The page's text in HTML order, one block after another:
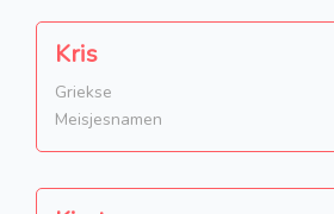
Kris
Griekse
Meisjesnamen